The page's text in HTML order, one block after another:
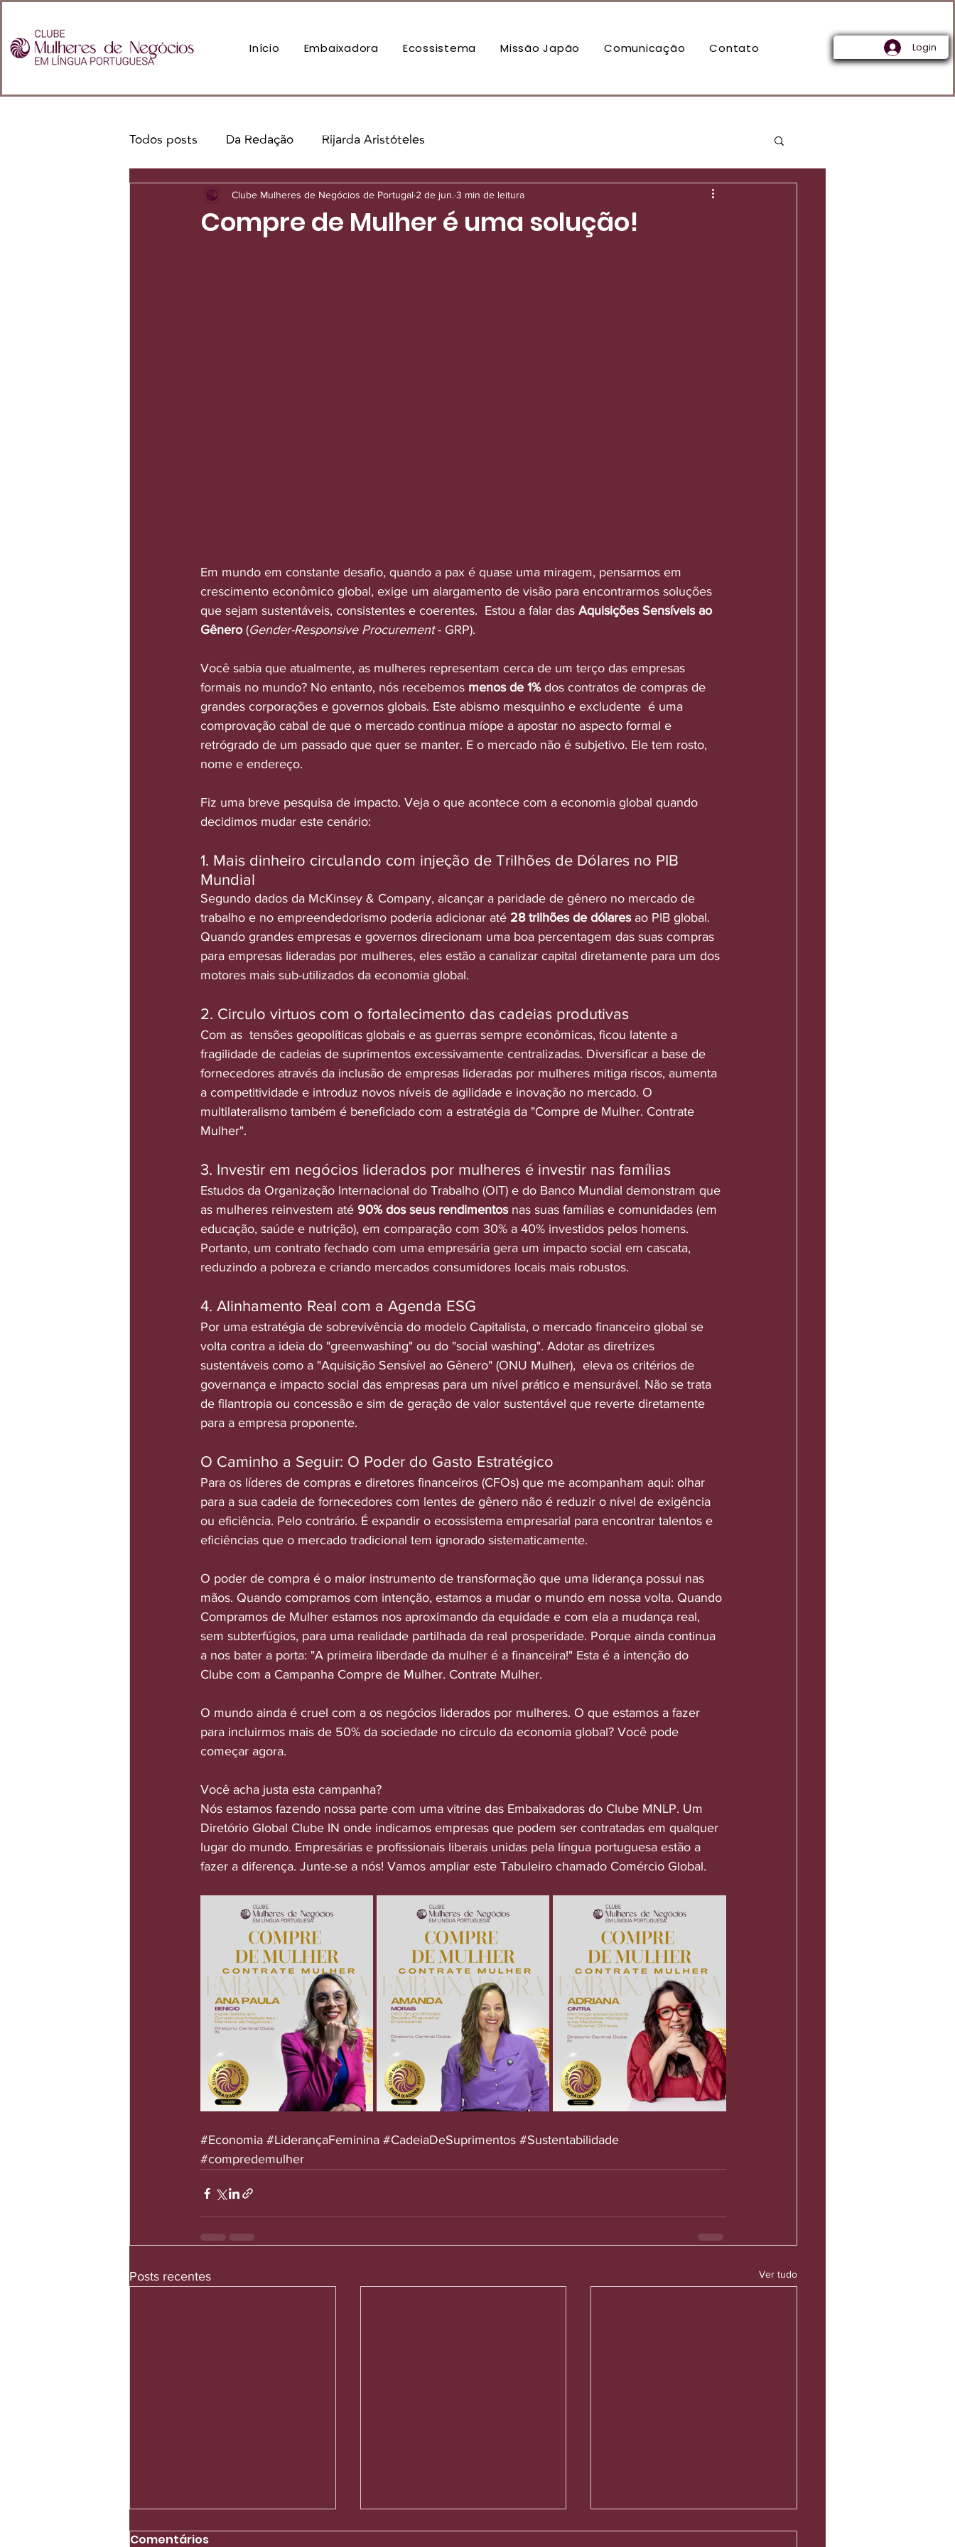
Início Embaixadora Ecossistema Missão Japão Comunicação Contato Login
Todos posts Da Redação Rijarda Aristóteles
Compre de Mulher é uma solução!
Clube Mulheres de Negócios de Portugal 2 de jun. 3 min de leitura
Em mundo em constante desafio, quando a pax é quase uma miragem, pensarmos em
crescimento econômico global, exige um alargamento de visão para encontrarmos soluções
que sejam sustentáveis, consistentes e coerentes.  Estou a falar das Aquisições Sensíveis ao
Gênero (Gender-Responsive Procurement - GRP).
Você sabia que atualmente, as mulheres representam cerca de um terço das empresas
formais no mundo? No entanto, nós recebemos menos de 1% dos contratos de compras de
grandes corporações e governos globais. Este abismo mesquinho e excludente  é uma
comprovação cabal de que o mercado continua míope a apostar no aspecto formal e
retrógrado de um passado que quer se manter. E o mercado não é subjetivo. Ele tem rosto,
nome e endereço.
Fiz uma breve pesquisa de impacto. Veja o que acontece com a economia global quando
decidimos mudar este cenário:
1. Mais dinheiro circulando com injeção de Trilhões de Dólares no PIB
Mundial
Segundo dados da McKinsey & Company, alcançar a paridade de gênero no mercado de
trabalho e no empreendedorismo poderia adicionar até 28 trilhões de dólares ao PIB global.
Quando grandes empresas e governos direcionam uma boa percentagem das suas compras
para empresas lideradas por mulheres, eles estão a canalizar capital diretamente para um dos
motores mais sub-utilizados da economia global.
2. Circulo virtuos com o fortalecimento das cadeias produtivas
Com as  tensões geopolíticas globais e as guerras sempre econômicas, ficou latente a
fragilidade de cadeias de suprimentos excessivamente centralizadas. Diversificar a base de
fornecedores através da inclusão de empresas lideradas por mulheres mitiga riscos, aumenta
a competitividade e introduz novos níveis de agilidade e inovação no mercado. O
multilateralismo também é beneficiado com a estratégia da "Compre de Mulher. Contrate
Mulher".
3. Investir em negócios liderados por mulheres é investir nas famílias
Estudos da Organização Internacional do Trabalho (OIT) e do Banco Mundial demonstram que
as mulheres reinvestem até 90% dos seus rendimentos nas suas famílias e comunidades (em
educação, saúde e nutrição), em comparação com 30% a 40% investidos pelos homens.
Portanto, um contrato fechado com uma empresária gera um impacto social em cascata,
reduzindo a pobreza e criando mercados consumidores locais mais robustos.
4. Alinhamento Real com a Agenda ESG
Por uma estratégia de sobrevivência do modelo Capitalista, o mercado financeiro global se
volta contra a ideia do "greenwashing" ou do "social washing". Adotar as diretrizes
sustentáveis como a "Aquisição Sensível ao Gênero" (ONU Mulher),  eleva os critérios de
governança e impacto social das empresas para um nível prático e mensurável. Não se trata
de filantropia ou concessão e sim de geração de valor sustentável que reverte diretamente
para a empresa proponente.
O Caminho a Seguir: O Poder do Gasto Estratégico
Para os líderes de compras e diretores financeiros (CFOs) que me acompanham aqui: olhar
para a sua cadeia de fornecedores com lentes de gênero não é reduzir o nível de exigência
ou eficiência. Pelo contrário. É expandir o ecossistema empresarial para encontrar talentos e
eficiências que o mercado tradicional tem ignorado sistematicamente.
O poder de compra é o maior instrumento de transformação que uma liderança possui nas
mãos. Quando compramos com intenção, estamos a mudar o mundo em nossa volta. Quando
Compramos de Mulher estamos nos aproximando da equidade e com ela a mudança real,
sem subterfúgios, para uma realidade partilhada da real prosperidade. Porque ainda continua
a nos bater a porta: "A primeira liberdade da mulher é a financeira!" Esta é a intenção do
Clube com a Campanha Compre de Mulher. Contrate Mulher.
O mundo ainda é cruel com a os negócios liderados por mulheres. O que estamos a fazer
para incluirmos mais de 50% da sociedade no circulo da economia global? Você pode
começar agora.
Você acha justa esta campanha?
Nós estamos fazendo nossa parte com uma vitrine das Embaixadoras do Clube MNLP. Um
Diretório Global Clube IN onde indicamos empresas que podem ser contratadas em qualquer
lugar do mundo. Empresárias e profissionais liberais unidas pela língua portuguesa estão a
fazer a diferença. Junte-se a nós! Vamos ampliar este Tabuleiro chamado Comércio Global.
#Economia #LiderançaFeminina #CadeiaDeSuprimentos #Sustentabilidade
#compredemulher
Posts recentes Ver tudo
Comentários